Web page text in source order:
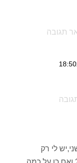
תגובה
לי רק